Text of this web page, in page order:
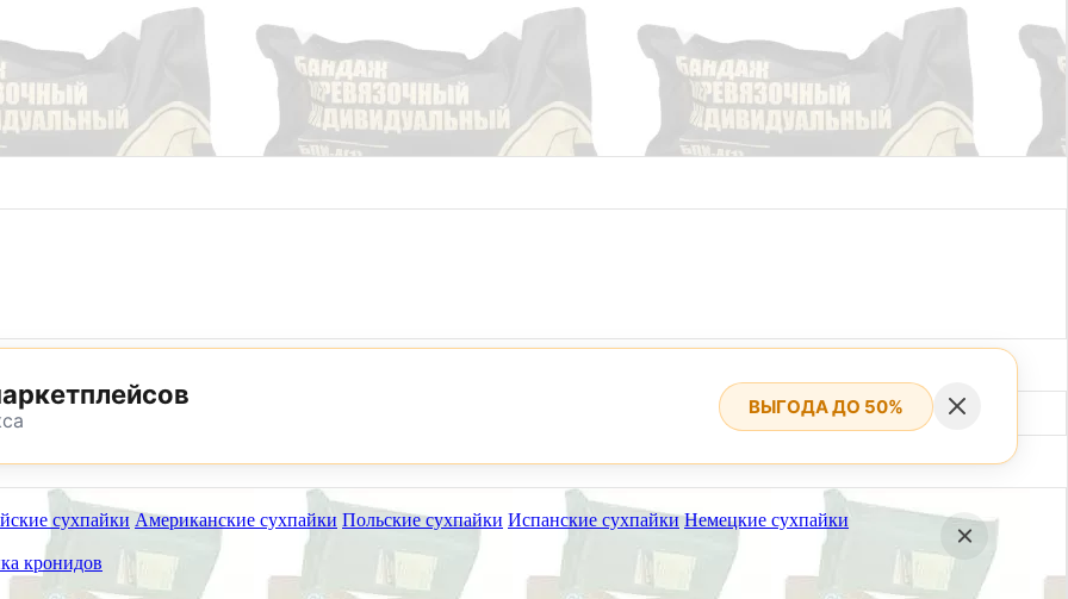
сухпайки Американские сухпайки Польские сухпайки Испанские сухпайки Немецкие сухпайки
кронидов
8 (495) 782-73-32
ВЫГОДА ДО 50%
работать на самовывоз в субботу 8 и 15 августа.